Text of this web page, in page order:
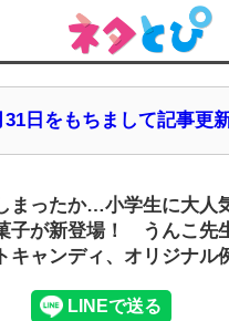
31日をもちまして記事更
まったか…小学生に大人
子が新登場！ うんこ先
キャンディ、オリジナル